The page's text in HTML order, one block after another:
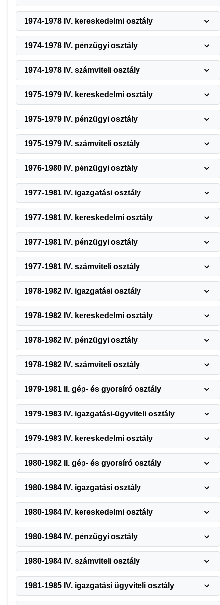
1974-1978 IV. kereskedelmi osztály
1974-1978 IV. pénzügyi osztály
1974-1978 IV. számviteli osztály
1975-1979 IV. kereskedelmi osztály
1975-1979 IV. pénzügyi osztály
1975-1979 IV. számviteli osztály
1976-1980 IV. pénzügyi osztály
1977-1981 IV. igazgatási osztály
1977-1981 IV. kereskedelmi osztály
1977-1981 IV. pénzügyi osztály
1977-1981 IV. számviteli osztály
1978-1982 IV. igazgatási osztály
1978-1982 IV. kereskedelmi osztály
1978-1982 IV. pénzügyi osztály
1978-1982 IV. számviteli osztály
1979-1981 II. gép- és gyorsíró osztály
1979-1983 IV. igazgatási-ügyviteli osztály
1979-1983 IV. kereskedelmi osztály
1980-1982 II. gép- és gyorsíró osztály
1980-1984 IV. igazgatási osztály
1980-1984 IV. kereskedelmi osztály
1980-1984 IV. pénzügyi osztály
1980-1984 IV. számviteli osztály
1981-1985 IV. igazgatási ügyviteli osztály